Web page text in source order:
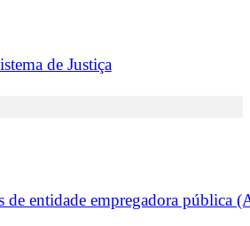
de Justiça
de entidade empregadora pública